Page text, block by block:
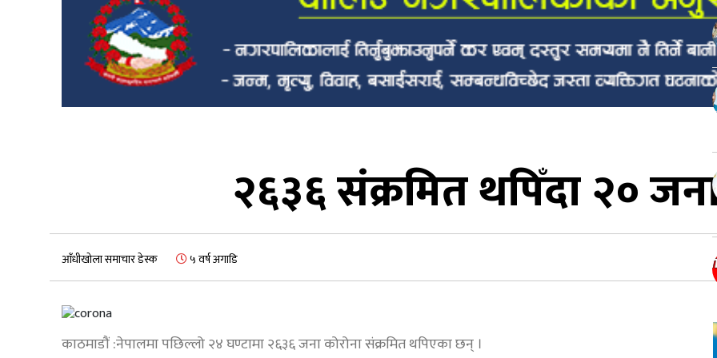
२६३६ संक्रमित थपिँदा २०
आँधीखोला समाचार डेस्क ५ वर्ष अगाडि
काठमाडौं :नेपालमा पछिल्लो २४ घण्टामा २६३६ जना कोरोना संक्रमित थपिएका छन् ।